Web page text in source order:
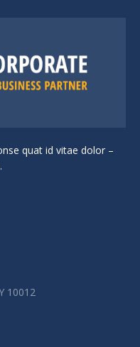
quat id vitae dolor –
10012